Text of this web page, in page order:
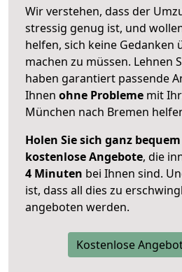
Wir verstehen, dass der
stressig genug ist, und
helfen, sich keine Gedanken
machen zu müssen. Lehnen
haben garantiert passende
Ihnen ohne Probleme mit
München nach Bremen
Holen Sie sich ganz
kostenlose Angebote, die
4 Minuten bei Ihnen sind.
ist, dass all dies zu
angeboten werden.
Kostenlose